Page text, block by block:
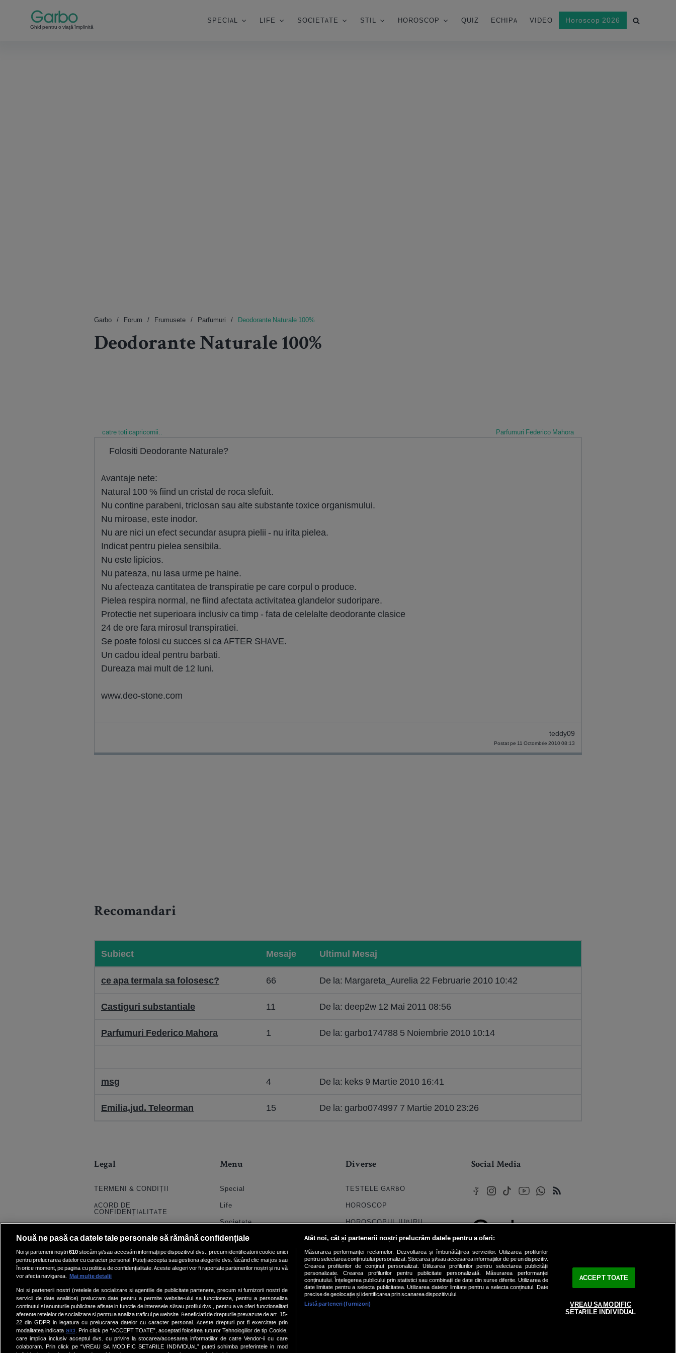
Ghid pentru o viață împlinită
SPECIAL LIFE SOCIETATE STIL HOROSCOP QUIZ ECHIPA VIDEO Horoscop 2026
Garbo Forum Frumusete Parfumuri Deodorante Naturale 100%
Deodorante Naturale 100%
catre toti capricornii.. Parfumuri Federico Mahora
Folositi Deodorante Naturale?
Avantaje nete:
Natural 100 % fiind un cristal de roca slefuit.
Nu contine parabeni, triclosan sau alte substante toxice organismului.
Nu miroase, este inodor.
Nu are nici un efect secundar asupra pielii - nu irita pielea.
Indicat pentru pielea sensibila.
Nu este lipicios.
Nu pateaza, nu lasa urme pe haine.
Nu afecteaza cantitatea de transpiratie pe care corpul o produce.
Pielea respira normal, ne fiind afectata activitatea glandelor sudoripare.
Protectie net superioara inclusiv ca timp - fata de celelalte deodorante clasice
24 de ore fara mirosul transpiratiei.
Se poate folosi cu succes si ca AFTER SHAVE.
Un cadou ideal pentru barbati.
Dureaza mai mult de 12 luni.
www.deo-stone.com
teddy09
Postat pe 11 Octombrie 2010 08:13
Recomandari
Subiect Mesaje Ultimul Mesaj
ce apa termala sa folosesc? 66 De la: Margareta_Aurelia 22 Februarie 2010 10:42
Castiguri substantiale 11 De la: deep2w 12 Mai 2011 08:56
Parfumuri Federico Mahora 1 De la: garbo174788 5 Noiembrie 2010 10:14
msg 4 De la: keks 9 Martie 2010 16:41
Emilia,jud. Teleorman 15 De la: garbo074997 7 Martie 2010 23:26
Legal
TERMENI & CONDIȚII
ACORD DE
CONFIDENȚIALITATE
PRELUCRAREA DATELOR
CONTACT
SETĂRI COOKIE
Menu
Special
Life
Societate
Stil
Horoscop
Quiz
Echipa
Video
Diverse
TESTELE GARBO
HOROSCOP
HOROSCOPUL IUBIRII
FORUMURI
TRATAMENTE NATURISTE
DICTIONARE NUME
Social Media
Toate drepturile rezervate
Nouă ne pasă ca datele tale personale să rămână confidențiale
Noi și partenerii noștri610stocăm și/sau accesăm informații pe dispozitivul dvs., precum identificatorii cookie unici
pentru prelucrarea datelor cu caracter personal. Puteți accepta sau gestiona alegerile dvs. făcând clic mai jos sau
în orice moment, pe pagina cu politica de confidențialitate. Aceste alegeri vor fi raportate partenerilor noștri și nu vă
vor afecta navigarea. Mai multe detalii
Noi si partenerii nostri (retelele de socializare si agentiile de publicitate partenere, precum si furnizorii nostri de
servicii de date analitice) prelucram date pentru a permite website-ului sa functioneze, pentru a personaliza
continutul si anunturile publicitare afisate in functie de interesele si/sau profilul dvs., pentru a va oferi functionalitati
aferente retelelor de socializare si pentru a analiza traficul pe website. Beneficiati de drepturile prevazute de art. 15-
22 din GDPR in legatura cu prelucrarea datelor cu caracter personal. Aceste drepturi pot fi exercitate prin
modalitatea indicata aici . Prin click pe “ACCEPT TOATE”, acceptati folosirea tuturor Tehnologiilor de tip Cookie,
care implica inclusiv acceptul dvs. cu privire la stocarea/accesarea informatiilor de catre Vendor-ii cu care
colaboram. Prin click pe “VREAU SA MODIFIC SETARILE INDIVIDUAL” puteti schimba preferintele in mod
Atât noi, cât și partenerii noștri prelucrăm datele pentru a oferi:
Măsurarea performanței reclamelor. Dezvoltarea și îmbunătățirea serviciilor. Utilizarea profilurilor
pentru selectarea conținutului personalizat. Stocarea și/sau accesarea informațiilor de pe un dispozitiv.
Crearea profilurilor de conținut personalizat. Utilizarea profilurilor pentru selectarea publicității
personalizate. Crearea profilurilor pentru publicitate personalizată. Măsurarea performanței
conținutului. Înțelegerea publicului prin statistici sau combinații de date din surse diferite. Utilizarea de
date limitate pentru a selecta publicitatea. Utilizarea datelor limitate pentru a selecta conținutul. Date
precise de geolocație și identificarea prin scanarea dispozitivului.
Listă parteneri (furnizori)
ACCEPT TOATE
VREAU SA MODIFIC
SETARILE INDIVIDUAL